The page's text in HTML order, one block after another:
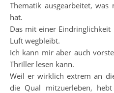
Thematik ausgearbeitet,
hat.
Das mit einer
Luft wegbleibt.
Ich kann mir aber auch
Thriller lesen kann.
Weil er wirklich extrem an
die Qual mitzuerleben,